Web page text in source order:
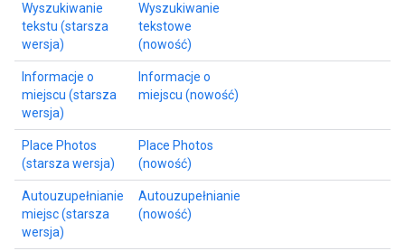
Wyszukiwanie
tekstu (starsza
wersja)
Wyszukiwanie
tekstowe
(nowość)
Informacje o
miejscu (starsza
wersja)
Informacje o
miejscu (nowość)
Place Photos
(starsza wersja)
Place Photos
(nowość)
Autouzupełnianie
miejsc (starsza
wersja)
Autouzupełnianie
(nowość)